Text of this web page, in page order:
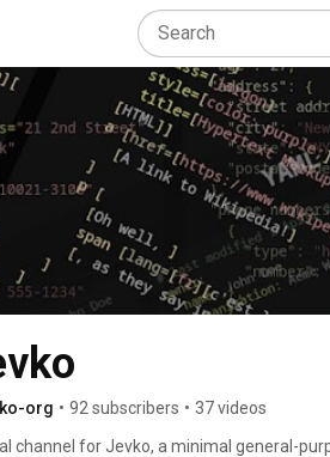
org • 92 subscribers • 37 videos
channel for Jevko, a minimal general-